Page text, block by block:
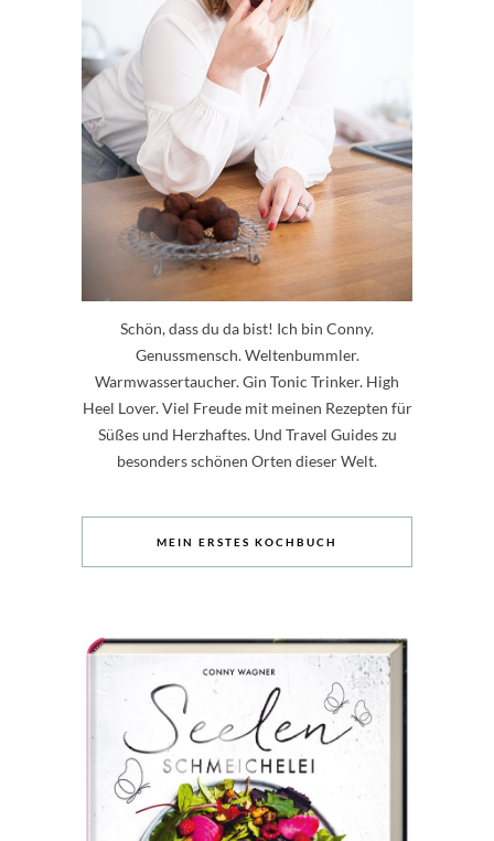
Schön, dass du da bist! Ich bin Conny.
Genussmensch. Weltenbummler.
Warmwassertaucher. Gin Tonic Trinker. High
Heel Lover. Viel Freude mit meinen Rezepten für
Süßes und Herzhaftes. Und Travel Guides zu
besonders schönen Orten dieser Welt.
MEIN ERSTES KOCHBUCH